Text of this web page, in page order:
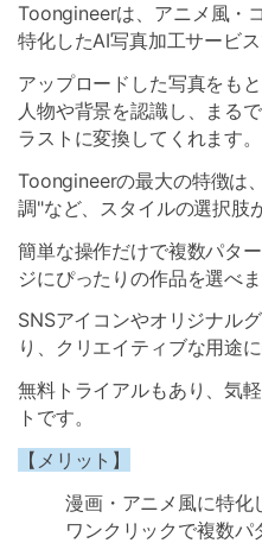
Toongineerは、アニメ風・
特化したAI写真加工サービス
アップロードした写真をも
人物や背景を認識し、まる
ラストに変換してくれます。
Toongineerの最大の特徴は
調"など、スタイルの選択肢
簡単な操作だけで複数パタ
ジにぴったりの作品を選べま
SNSアイコンやオリジナル
り、クリエイティブな用途
無料トライアルもあり、気
トです。
【メリット】
漫画・アニメ風に特化
ワンクリックで複数パ